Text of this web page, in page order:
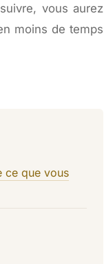
vous aurez
moins de temps
ce que vous